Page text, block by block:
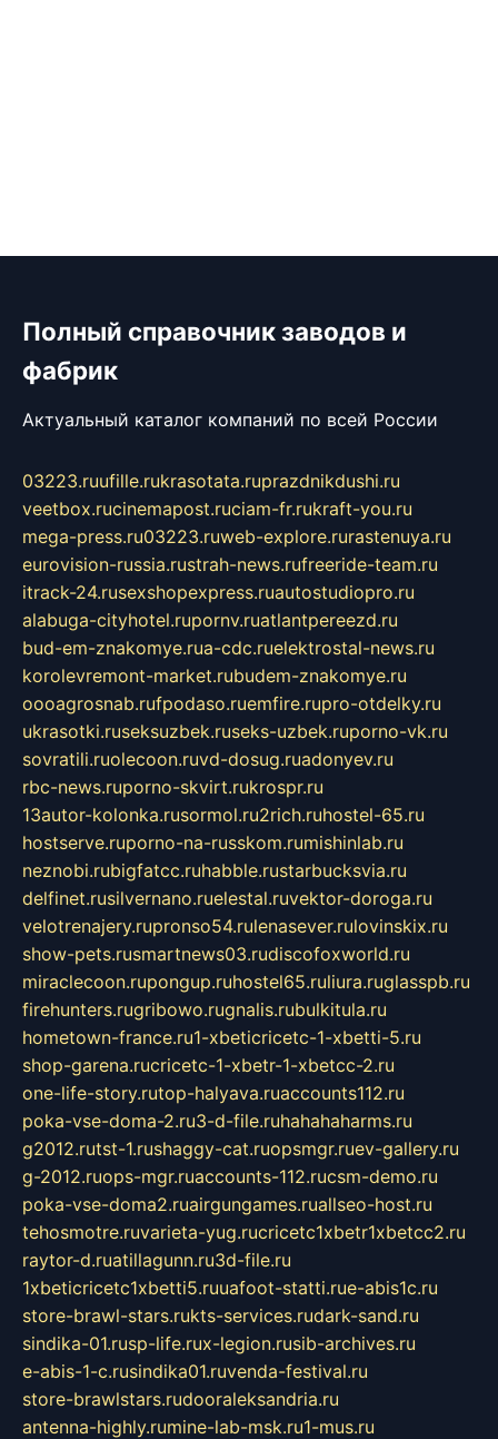
Полный справочник заводов и
фабрик
Актуальный каталог компаний по всей России
03223.ruufille.rukrasotata.ruprazdnikdushi.ru
veetbox.rucinemapost.ruciam-fr.rukraft-you.ru
mega-press.ru03223.ruweb-explore.rurastenuya.ru
eurovision-russia.rustrah-news.rufreeride-team.ru
itrack-24.rusexshopexpress.ruautostudiopro.ru
alabuga-cityhotel.rupornv.ruatlantpereezd.ru
bud-em-znakomye.rua-cdc.ruelektrostal-news.ru
korolevremont-market.rubudem-znakomye.ru
oooagrosnab.rufpodaso.ruemfire.rupro-otdelky.ru
ukrasotki.ruseksuzbek.ruseks-uzbek.ruporno-vk.ru
sovratili.ruolecoon.ruvd-dosug.ruadonyev.ru
rbc-news.ruporno-skvirt.rukrospr.ru
13autor-kolonka.rusormol.ru2rich.ruhostel-65.ru
hostserve.ruporno-na-russkom.rumishinlab.ru
neznobi.rubigfatcc.ruhabble.rustarbucksvia.ru
delfinet.rusilvernano.ruelestal.ruvektor-doroga.ru
velotrenajery.rupronso54.rulenasever.rulovinskix.ru
show-pets.rusmartnews03.rudiscofoxworld.ru
miraclecoon.rupongup.ruhostel65.ruliura.ruglasspb.ru
firehunters.rugribowo.rugnalis.rubulkitula.ru
hometown-france.ru1-xbeticricetc-1-xbetti-5.ru
shop-garena.rucricetc-1-xbetr-1-xbetcc-2.ru
one-life-story.rutop-halyava.ruaccounts112.ru
poka-vse-doma-2.ru3-d-file.ruhahahaharms.ru
g2012.rutst-1.rushaggy-cat.ruopsmgr.ruev-gallery.ru
g-2012.ruops-mgr.ruaccounts-112.rucsm-demo.ru
poka-vse-doma2.ruairgungames.ruallseo-host.ru
tehosmotre.ruvarieta-yug.rucricetc1xbetr1xbetcc2.ru
raytor-d.ruatillagunn.ru3d-file.ru
1xbeticricetc1xbetti5.ruuafoot-statti.rue-abis1c.ru
store-brawl-stars.rukts-services.rudark-sand.ru
sindika-01.rusp-life.rux-legion.rusib-archives.ru
e-abis-1-c.rusindika01.ruvenda-festival.ru
store-brawlstars.rudooraleksandria.ru
antenna-highly.rumine-lab-msk.ru1-mus.ru